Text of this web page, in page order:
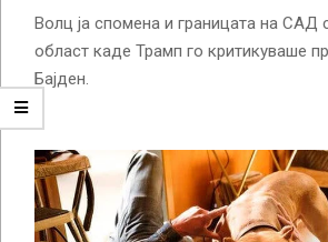
Волц ја спомена и границата на САД
област каде Трамп го критикуваше
Бајден.